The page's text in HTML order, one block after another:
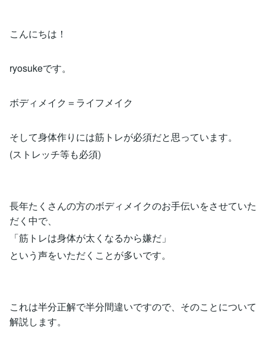
こんにちは！
ryosukeです。
ボディメイク＝ライフメイク
そして身体作りには筋トレが必須だと思っています。
(ストレッチ等も必須)
長年たくさんの方のボディメイクのお手伝いをさせていた
だく中で、
「筋トレは身体が太くなるから嫌だ」
という声をいただくことが多いです。
これは半分正解で半分間違いですので、そのことについて
解説します。